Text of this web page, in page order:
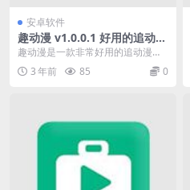
安卓软件
趣动漫 v1.0.0.1 好用的追动漫
软件，追番工具，去广告纯净
版
趣动漫是一款非常好用的追动漫软
件，平台收录全球高质量的动漫资
源，覆盖国内外热门动...
3 年前 85 0